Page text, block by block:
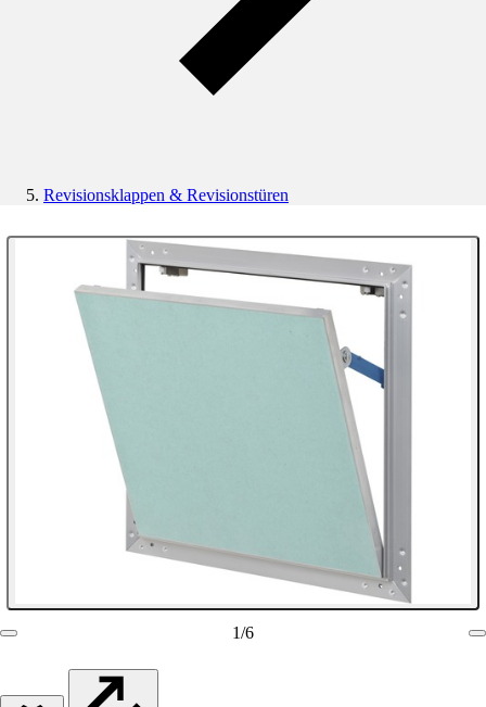
Revisionsklappen & Revisionstüren
1/6